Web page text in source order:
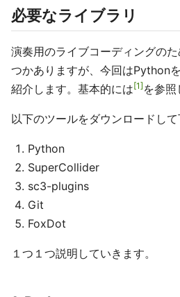
必要なライブラリ
演奏用のライブコーディングの
つかありますが、今回はPython
紹介します。基本的には 1 を参照
以下のツールをダウンロードして
Python
SuperCollider
sc3-plugins
Git
FoxDot
１つ１つ説明していきます。